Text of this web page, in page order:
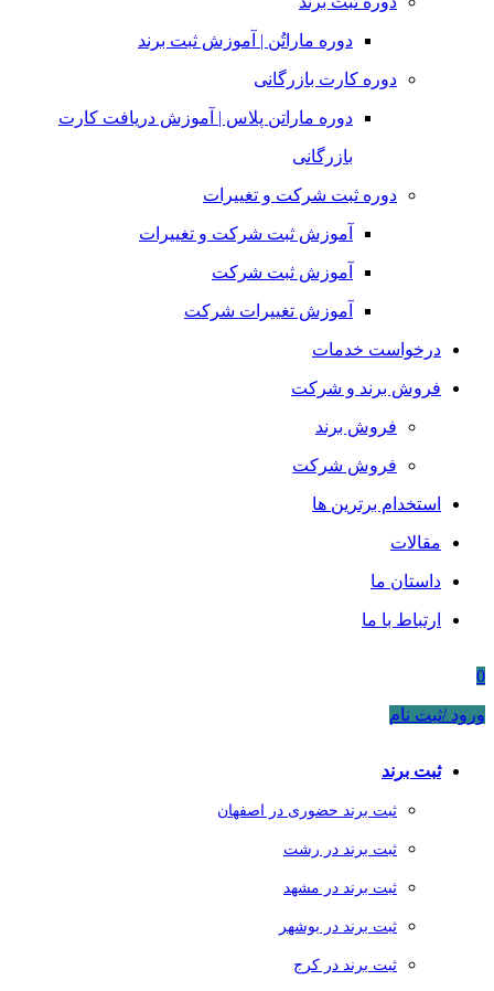
دوره ماراتُن | آموزش ثبت برند
دوره کارت بازرگانی
دوره ماراتن پلاس | آموزش دریافت کارت
بازرگانی
دوره ثبت شرکت و تغییرات
آموزش ثبت شرکت و تغییرات
آموزش ثبت شرکت
آموزش تغییرات شرکت
درخواست خدمات
فروش برند و شرکت
فروش برند
فروش شرکت
استخدام برترین ها
مقالات
داستان ما
ارتباط با ما
0
ورود /ثبت نام
ثبت برند
ثبت برند حضوری در اصفهان
ثبت برند در رشت
ثبت برند در مشهد
ثبت برند در بوشهر
ثبت برند در کرج